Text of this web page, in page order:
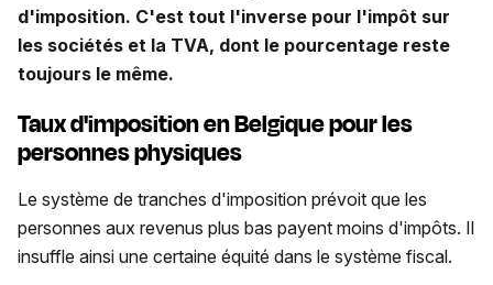
d'imposition. C'est tout l'inverse pour l'impôt sur
les sociétés et la TVA, dont le pourcentage reste
toujours le même.
Taux d'imposition en Belgique pour les
personnes physiques
Le système de tranches d'imposition prévoit que les
personnes aux revenus plus bas payent moins d'impôts. Il
insuffle ainsi une certaine équité dans le système fiscal.